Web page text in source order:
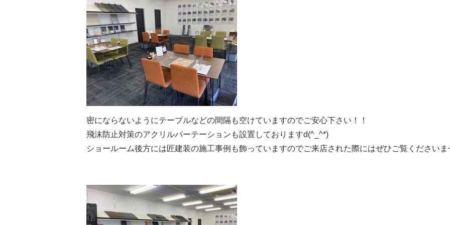
密にならないようにテーブルなどの間隔も空けていますのでご安心下さい！！
飛沫防止対策のアクリルパーテーションも設置しておりますd(^_^*)
ショールーム後方には匠建装の施工事例も飾っていますのでご来店された際にはぜひご覧くださいま